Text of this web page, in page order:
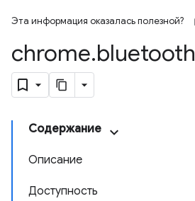
Эта информация оказалась полезной?
chrome.bluetooth
Содержание
Описание
Доступность